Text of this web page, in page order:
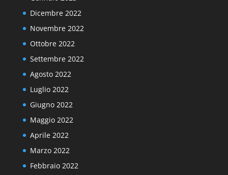
Dicembre 2022
Novembre 2022
Ottobre 2022
Settembre 2022
Agosto 2022
Luglio 2022
Giugno 2022
Maggio 2022
Aprile 2022
Marzo 2022
Febbraio 2022